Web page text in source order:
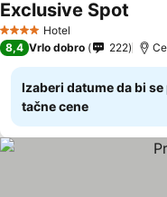
4 ZvezdiceHotel
Exclusive Spot
8,4 Vrlo dobro 222
Izaberi datume da bi
tačne cene